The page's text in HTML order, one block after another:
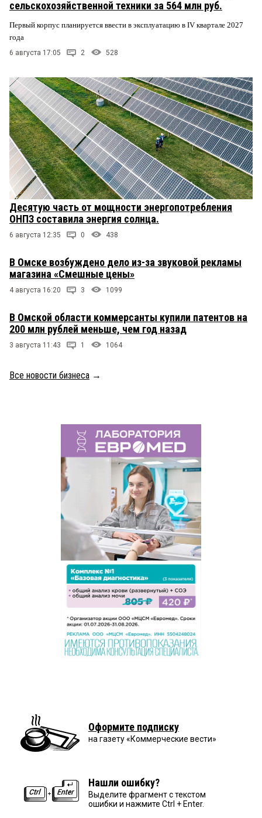
сельскохозяйственной техники за 564 млн руб.
Первый корпус планируется ввести в эксплуатацию в IV квартале 2027
года
6 августа 17:05 2 528
Десятую часть от мощности энергопотребления
ОНПЗ составила энергия солнца.
6 августа 12:35 0 438
В Омске возбуждено дело из-за звуковой рекламы
магазина «Смешные цены»
4 августа 16:20 3 1099
В Омской области коммерсанты купили патентов на
200 млн рублей меньше, чем год назад
3 августа 11:43 1 1064
Все новости бизнеса →
Оформите подписку
на газету «Коммерческие вести»
Нашли ошибку?
Выделите фрагмент с текстом
ошибки и нажмите Ctrl + Enter.